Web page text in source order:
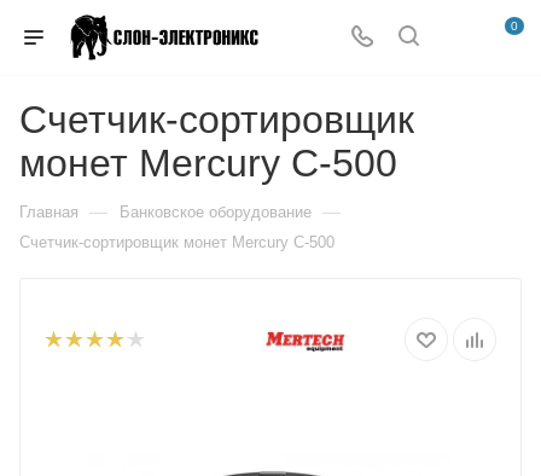
0
Счетчик-сортировщик
монет Mercury C-500
Главная — Банковское оборудование —
Счетчик-сортировщик монет Mercury C-500